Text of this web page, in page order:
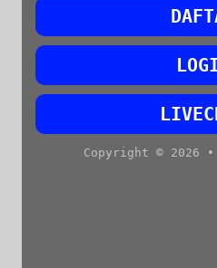
Copyright © 2026 •